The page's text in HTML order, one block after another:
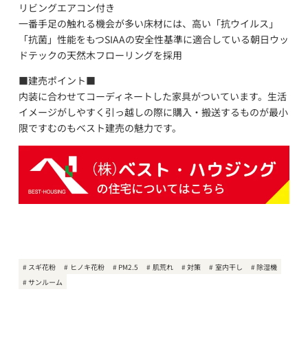
リビングエアコン付き
一番手足の触れる機会が多い床材には、高い「抗ウイルス」
「抗菌」性能をもつSIAAの安全性基準に適合している朝日ウッ
ドテックの天然木フローリングを採用
■建売ポイント■
内装に合わせてコーディネートした家具がついています。生活
イメージがしやすく引っ越しの際に購入・搬送するものが最小
限ですむのもベスト建売の魅力です。
スギ花粉 ヒノキ花粉 PM2.5 肌荒れ 対策 室内干し
除湿機
サンルーム